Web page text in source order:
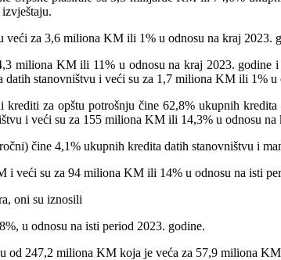
veći za 3,6 miliona KM ili 1% u odnosu na kraj 2023.
miliona KM ili 11% u odnosu na kraj 2023.
stanovništvu i veći su za 1,7 miliona KM ili 1% u
za opštu potrošnju čine 62,8% ukupnih
i veći su za 155 miliona KM ili 14,3% u odnosu na
čine 4,1% ukupnih kredita datih stanovništvu i
veći su za 94 miliona KM ili 14% u odnosu na isti
oni su iznosili
u odnosu na isti period 2023. godine.
od 247,2 miliona KM koja je veća za 57,9 miliona